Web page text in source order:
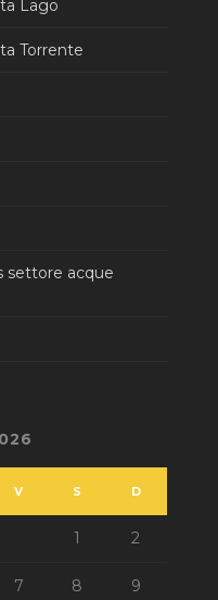
Lago
Torrente
settore acque
V S D
1 2
7 8 9